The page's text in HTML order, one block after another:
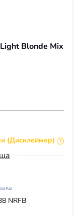
Blonde Mix
(Дисклеймер)
NRFB